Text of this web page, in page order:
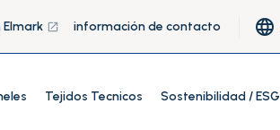
launch información de contacto language
Tejidos Tecnicos Sostenibilidad / ESG